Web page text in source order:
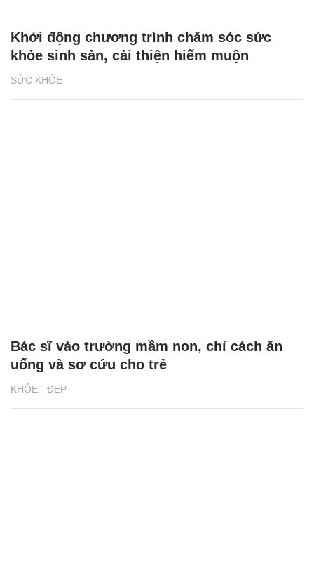
SỨC KHỎE
Khởi động chương trình chăm sóc sức
khỏe sinh sản, cải thiện hiếm muộn
KHỎE - ĐẸP
Bác sĩ vào trường mầm non, chỉ cách ăn
uống và sơ cứu cho trẻ